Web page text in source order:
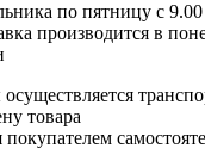
по пятницу с
производится в
товара
покупателем